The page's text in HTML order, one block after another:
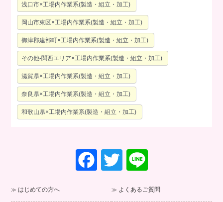
浅口市×工場内作業系(製造・組立・加工)
岡山市東区×工場内作業系(製造・組立・加工)
御津郡建部町×工場内作業系(製造・組立・加工)
その他-関西エリア×工場内作業系(製造・組立・加工)
滋賀県×工場内作業系(製造・組立・加工)
奈良県×工場内作業系(製造・組立・加工)
和歌山県×工場内作業系(製造・組立・加工)
F
a
T
wi
tt
e
はじめての方へ よくあるご質問